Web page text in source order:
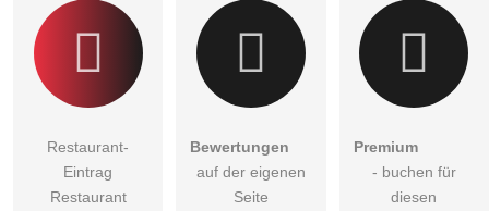
Restaurant-
Eintrag
Restaurant
Bewertungen
auf der eigenen
Seite
Premium
- buchen für
diesen